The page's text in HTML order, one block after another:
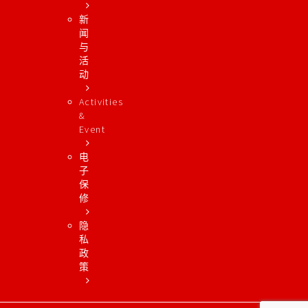
新
闻
与
活
动
Activities
&
Event
电
子
保
修
隐
私
政
策